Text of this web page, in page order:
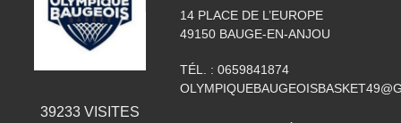
39233VISITES
14 PLACE DE L’EUROPE
49150 BAUGE-EN-ANJOU
TÉL. : 0659841874